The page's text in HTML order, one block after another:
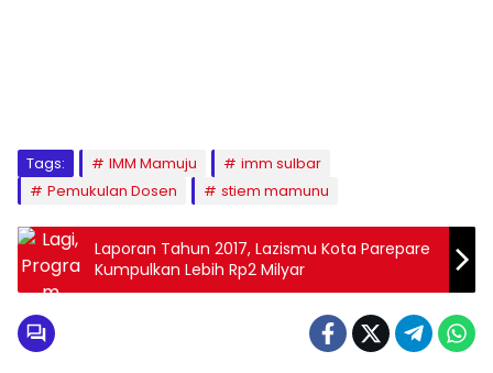
Tags: IMM Mamuju
imm sulbar
Pemukulan Dosen
stiem mamunu
Laporan Tahun 2017, Lazismu Kota Parepare
Kumpulkan Lebih Rp2 Milyar